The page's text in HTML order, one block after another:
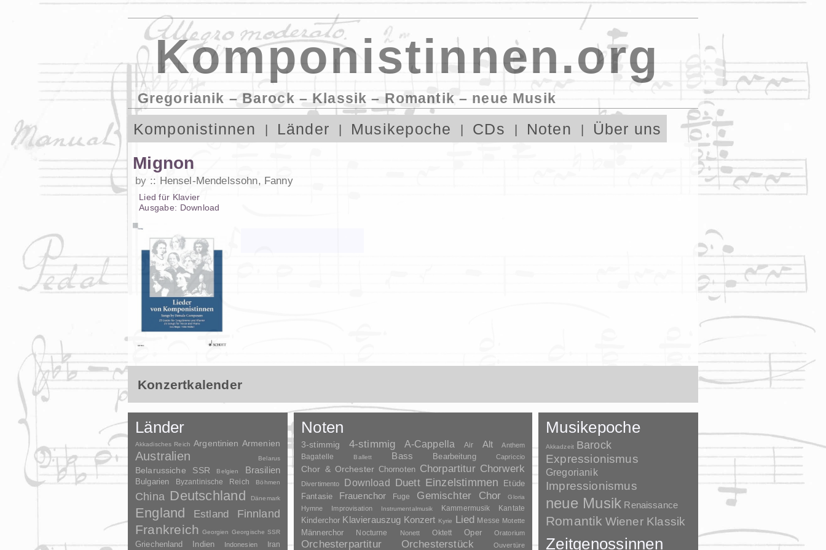
Komponistinnen.org
Gregorianik – Barock – Klassik – Romantik – neue Musik
Komponistinnen Länder Musikepoche CDs Noten Über uns
Mignon
by Hensel-Mendelssohn, Fanny
Lied für Klavier
Ausgabe: Download
Konzertkalender
Länder
Akkadisches Reich Argentinien Armenien
Australien Belarus
Belarussiche SSR Belgien Brasilien
Bulgarien Byzantinische Reich Böhmen
China Deutschland Dänemark
England Estland Finnland
Frankreich Georgien Georgische SSR
Griechenland Indien Indonesien Iran
Noten
3-stimmig 4-stimmig A-Cappella Air Alt Anthem
Bagatelle Ballett Bass Bearbeitung Capriccio
Chor & Orchester Chornoten Chorpartitur Chorwerk
Divertimento Download Duett Einzelstimmen Etüde
Fantasie Frauenchor Fuge Gemischter Chor Gloria
Hymne Improvisation Instrumentalmusik Kammermusik Kantate
Kinderchor Klavierauszug Konzert Kyrie Lied Messe Motette
Männerchor Nocturne Nonett Oktett Oper Oratorium
Orchesterpartitur Orchesterstück Ouvertüre
Musikepoche
Akkadzeit Barock
Expressionismus
Gregorianik
Impressionismus
neue Musik Renaissance
Romantik Wiener Klassik
Zeitgenossinnen